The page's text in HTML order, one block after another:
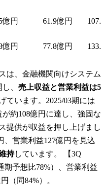
億円 61.9億円
億円 77.8億円
は、金融機関向けシステム
、 売上収益と営業利益は5
ています。2025/03期には
約108億円に達し、強固な
提供が収益を押し上げまし
、営業利益127億円を見込
持しています。 【3Q
期予想比78%）、営業利益
（同84%）。